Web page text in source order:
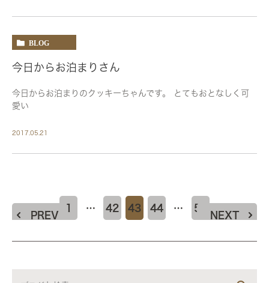
BLOG
今日からお泊まりさん
今日からお泊まりのクッキーちゃんです。 とてもおとなしく可
愛い
2017.05.21
PREV
1 … 42 43 44 … 50
NEXT